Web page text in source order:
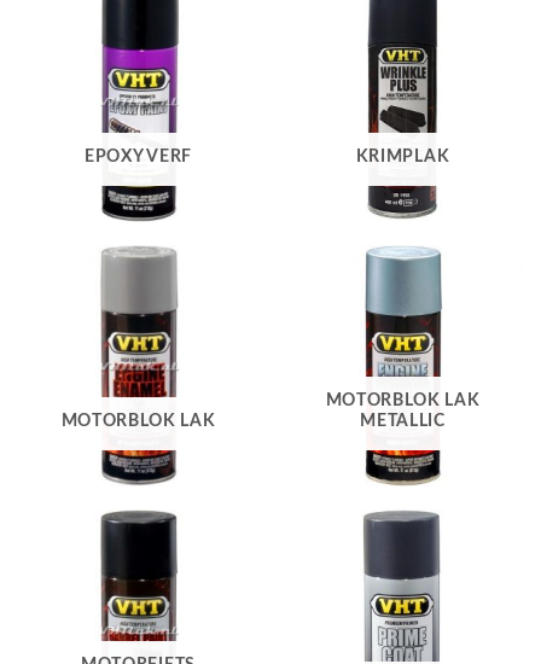
EPOXY VERF KRIMPLAK
MOTORBLOK LAK
MOTORBLOK LAK
METALLIC